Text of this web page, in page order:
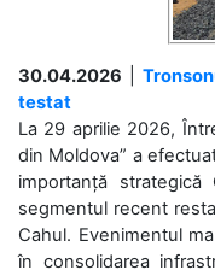
30.04.2026 |
testat
La 29 aprilie 2026,
din Moldova” a
importanță strategică
segmentul recent
Cahul. Evenimentul
în consolidarea